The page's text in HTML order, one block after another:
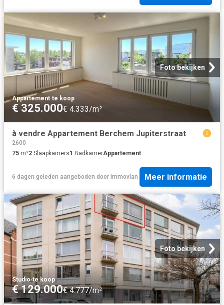
Foto bekijken
Appartement·te koop
€ 325.000€ 4.333/m²
à vendre Appartement Berchem Jupiterstraat
2600
75 m²2 Slaapkamers1 BadkamerAppartement
6 dagen geleden aangeboden door immovlan Meer informatie
Foto bekijken
Studio·te koop
€ 129.000€ 4.777/m²